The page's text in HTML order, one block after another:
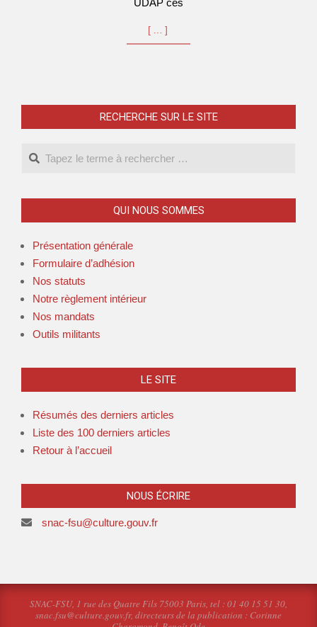
UDAP ces
[…]
RECHERCHE SUR LE SITE
Search
QUI NOUS SOMMES
Présentation générale
Formulaire d’adhésion
Nos statuts
Notre règlement intérieur
Nos mandats
Outils militants
LE SITE
Résumés des derniers articles
Liste des 100 derniers articles
Retour à l’accueil
NOUS ÉCRIRE
snac-fsu@culture.gouv.fr
SNAC-FSU, 1 rue des Quatre Fils 75003 Paris, tel : 01 40 15 51 30,
snac.fsu@culture.gouv.fr, directeurs de la publication : Corinne